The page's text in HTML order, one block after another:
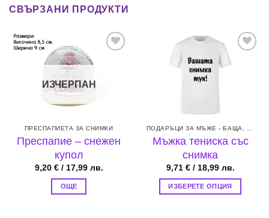
СВЪРЗАНИ ПРОДУКТИ
ИЗЧЕРПАН
ПРЕСПАПИЕТА ЗА СНИМКИ
Преспапие – снежен
купол
9,20 €/ 17,99 лв.
ОЩЕ
Мъжка тениска със
снимка
9,71 €/ 18,99 лв.
ИЗБЕРЕТЕ ОПЦИЯ